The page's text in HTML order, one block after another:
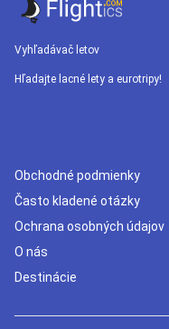
Vyhľadávač letov
Hľadajte lacné lety a eurotripy!
Obchodné podmienky
Často kladené otázky
Ochrana osobných údajov
O nás
Destinácie